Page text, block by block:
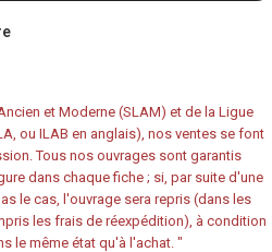
et Moderne (SLAM) et de la Ligue
ou ILAB en anglais), nos ventes se font
Tous nos ouvrages sont garantis
dans chaque fiche ; si, par suite d'une
le cas, l'ouvrage sera repris (dans les
les frais de réexpédition), à condition
le même état qu'à l'achat. "